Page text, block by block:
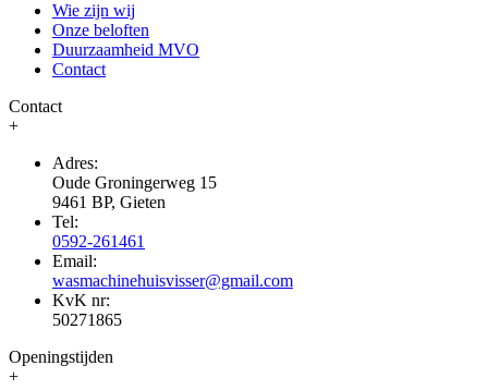
Wie zijn wij
Onze beloften
Duurzaamheid MVO
Contact
Contact
+
Adres:
Oude Groningerweg 15
9461 BP, Gieten
Tel:
0592-261461
Email:
wasmachinehuisvisser@gmail.com
KvK nr:
50271865
Openingstijden
+